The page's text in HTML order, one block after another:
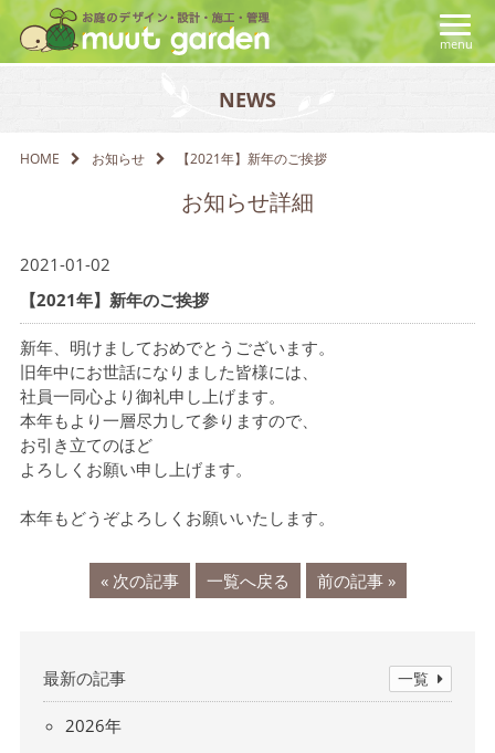
menu
NEWS
HOME お知らせ 【2021年】新年のご挨拶
お知らせ詳細
2021-01-02
【2021年】新年のご挨拶
新年、明けましておめでとうございます。
旧年中にお世話になりました皆様には、
社員一同心より御礼申し上げます。
本年もより一層尽力して参りますので、
お引き立てのほど
よろしくお願い申し上げます。
本年もどうぞよろしくお願いいたします。
« 次の記事 一覧へ戻る 前の記事 »
最新の記事 一覧
2026年